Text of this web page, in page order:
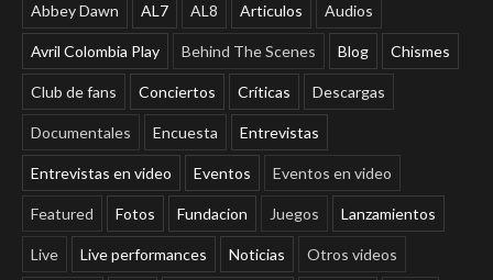
Abbey Dawn AL7 AL8 Articulos Audios
Avril Colombia Play Behind The Scenes Blog Chismes
Club de fans Conciertos Críticas Descargas
Documentales Encuesta Entrevistas
Entrevistas en video Eventos Eventos en video
Featured Fotos Fundacion Juegos Lanzamientos
Live Live performances Noticias Otros videos